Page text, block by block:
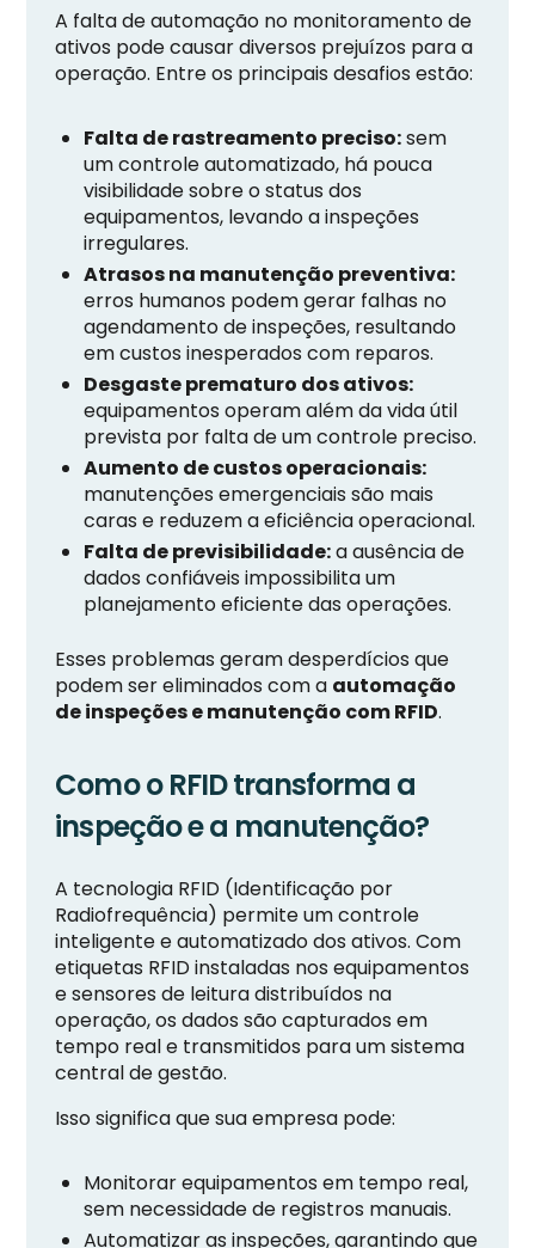
A falta de automação no monitoramento de
ativos pode causar diversos prejuízos para a
operação. Entre os principais desafios estão:
Falta de rastreamento preciso:sem
um controle automatizado, há pouca
visibilidade sobre o status dos
equipamentos, levando a inspeções
irregulares.
Atrasos na manutenção preventiva:
erros humanos podem gerar falhas no
agendamento de inspeções, resultando
em custos inesperados com reparos.
Desgaste prematuro dos ativos:
equipamentos operam além da vida útil
prevista por falta de um controle preciso.
Aumento de custos operacionais:
manutenções emergenciais são mais
caras e reduzem a eficiência operacional.
Falta de previsibilidade:a ausência de
dados confiáveis impossibilita um
planejamento eficiente das operações.
Esses problemas geram desperdícios que
podem ser eliminados com a automação
de inspeções e manutenção com RFID.
Como o RFID transforma a
inspeção e a manutenção?
A tecnologia RFID (Identificação por
Radiofrequência) permite um controle
inteligente e automatizado dos ativos. Com
etiquetas RFID instaladas nos equipamentos
e sensores de leitura distribuídos na
operação, os dados são capturados em
tempo real e transmitidos para um sistema
central de gestão.
Isso significa que sua empresa pode:
Monitorar equipamentos em tempo real,
sem necessidade de registros manuais.
Automatizar as inspeções, garantindo que